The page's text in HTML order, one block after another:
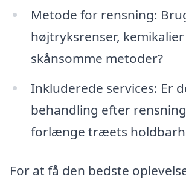
Metode for rensning:
højtryksrenser,
skånsomme metoder?
Inkluderede services: Er
behandling efter
forlænge træets
For at få den bedste